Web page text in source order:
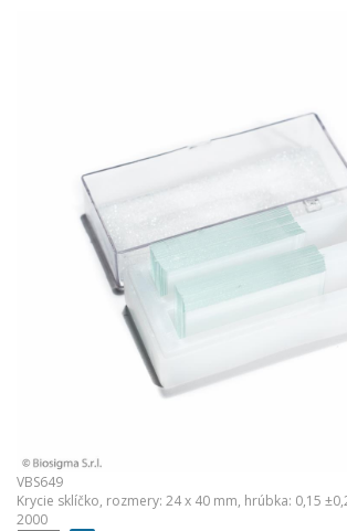
VBS649
Krycie sklíčko, rozmery: 24 x 40 mm, hrúbka: 0,15
2000